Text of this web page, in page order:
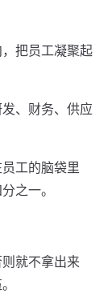
把员工凝聚起
、财务、供应
工的脑袋里
之一。
就不拿出来